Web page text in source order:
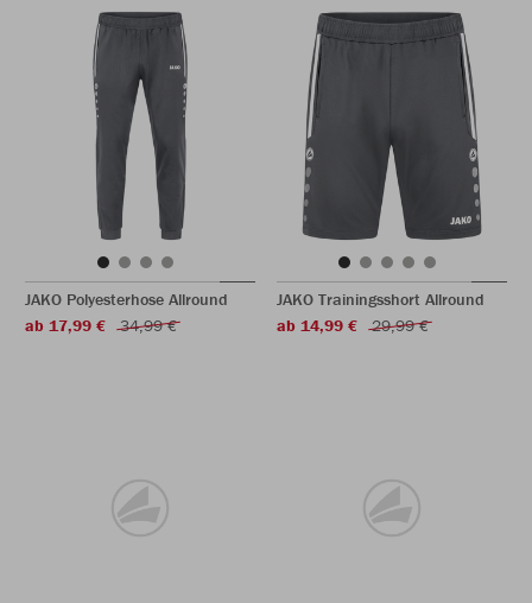
JAKO Polyesterhose Allround
ab 17,99 €
34,99 €
JAKO Trainingsshort Allround
ab 14,99 €
29,99 €